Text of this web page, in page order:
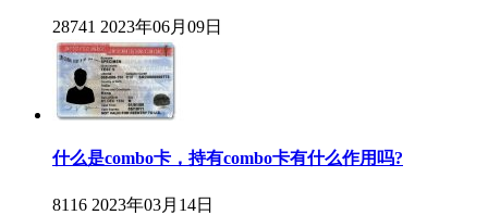
28741 2023年06月09日
什么是combo卡，持有combo卡有什么作用吗?
8116 2023年03月14日